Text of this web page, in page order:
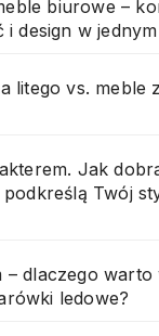
biurowe –
design w jednym
litego vs. meble
Jak
Twój
– dlaczego
ledowe?